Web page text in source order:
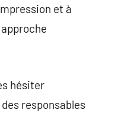
et à
hésiter
responsables